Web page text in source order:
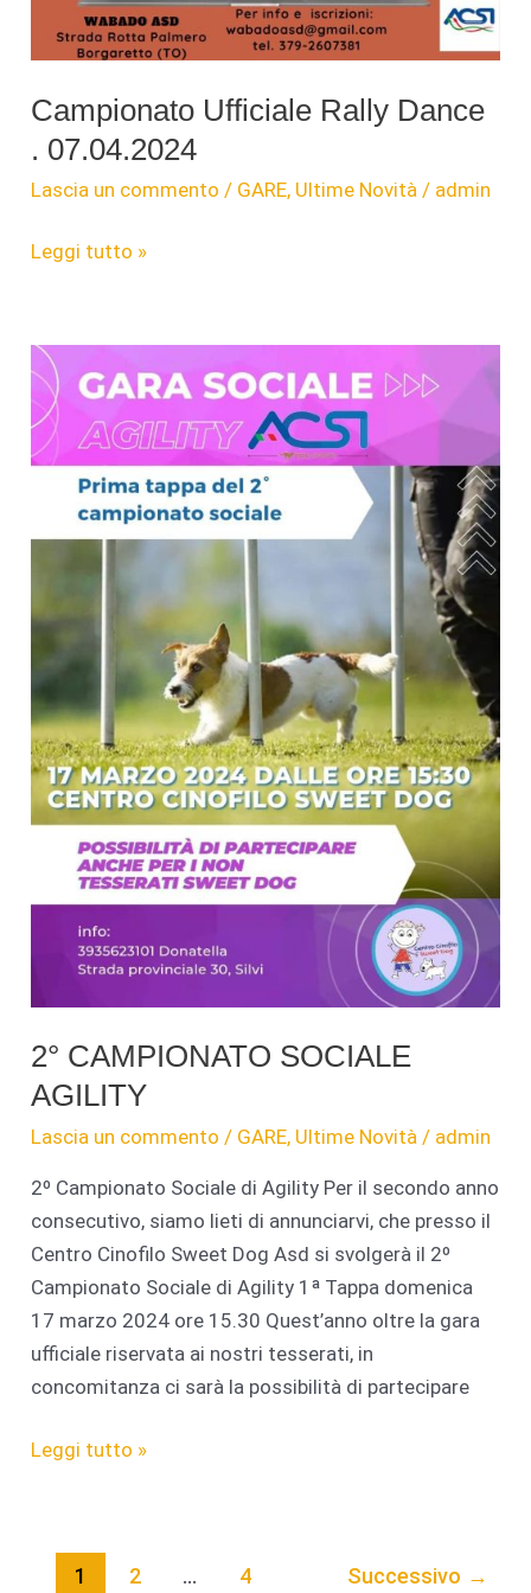
–
Campionato Ufficiale Rally Dance
. 07.04.2024
Lascia un commento / GARE, Ultime Novità / admin
Campionato
Dance
.
07.04.2024
Leggi tutto »
2° CAMPIONATO SOCIALE
AGILITY
Lascia un commento / GARE, Ultime Novità / admin
2º Campionato Sociale di Agility Per il secondo anno
consecutivo, siamo lieti di annunciarvi, che presso il
Centro Cinofilo Sweet Dog Asd si svolgerà il 2º
Campionato Sociale di Agility 1ª Tappa domenica
17 marzo 2024 ore 15.30 Quest’anno oltre la gara
ufficiale riservata ai nostri tesserati, in
concomitanza ci sarà la possibilità di partecipare
2°
AGILITY
Leggi tutto »
1 2 … 4 Successivo →